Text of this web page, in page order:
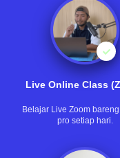
Live Online Class
Belajar Live Zoom
pro setiap hari.